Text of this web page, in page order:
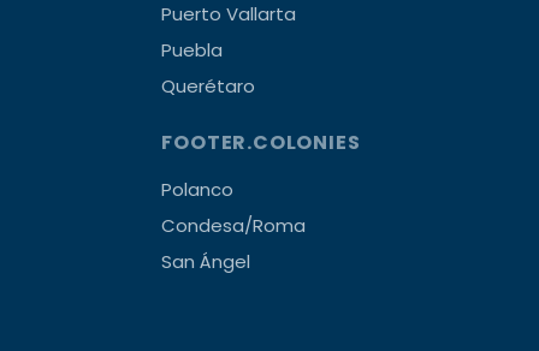
Puerto Vallarta
Puebla
Querétaro
FOOTER.COLONIES
Polanco
Condesa/Roma
San Ángel